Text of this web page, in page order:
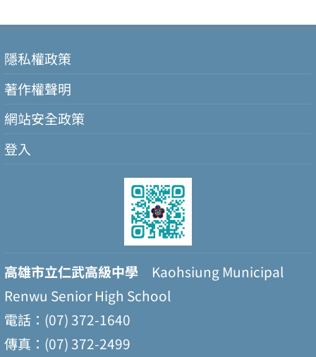
隱私權政策
著作權聲明
網站安全政策
登入
高雄市立仁武高級中學 Kaohsiung Municipal
Renwu Senior High School
電話：(07) 372-1640
傳真：(07) 372-2499